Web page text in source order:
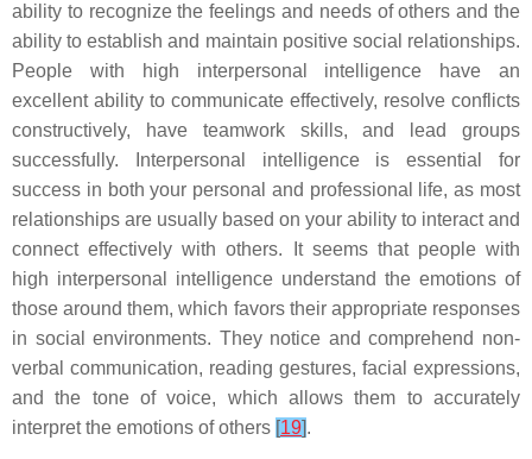
ability to recognize the feelings and needs of others and the
ability to establish and maintain positive social relationships.
People with high interpersonal intelligence have an
excellent ability to communicate effectively, resolve conflicts
constructively, have teamwork skills, and lead groups
successfully. Interpersonal intelligence is essential for
success in both your personal and professional life, as most
relationships are usually based on your ability to interact and
connect effectively with others. It seems that people with
high interpersonal intelligence understand the emotions of
those around them, which favors their appropriate responses
in social environments. They notice and comprehend non-
verbal communication, reading gestures, facial expressions,
and the tone of voice, which allows them to accurately
interpret the emotions of others [19].